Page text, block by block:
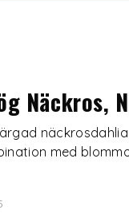
Näckros,
med